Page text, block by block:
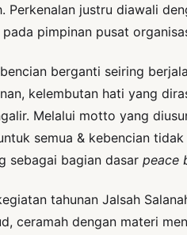
Perkenalan justru diawali
pimpinan pusat
berganti seiring
kelembutan hati yang
Melalui motto yang
semua & kebencian
sebagai bagian dasar peace
tahunan Jalsah
ceramah dengan materi